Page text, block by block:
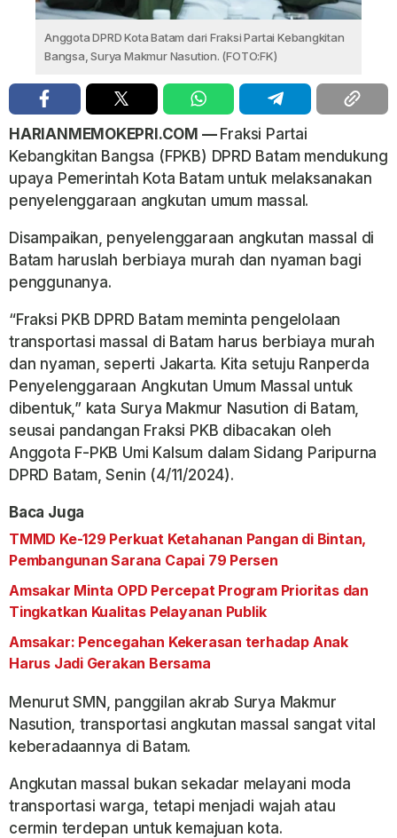
Anggota DPRD Kota Batam dari Fraksi Partai Kebangkitan
Bangsa, Surya Makmur Nasution. (FOTO:FK)
HARIANMEMOKEPRI.COM — Fraksi Partai
Kebangkitan Bangsa (FPKB) DPRD Batam mendukung
upaya Pemerintah Kota Batam untuk melaksanakan
penyelenggaraan angkutan umum massal.
Disampaikan, penyelenggaraan angkutan massal di
Batam haruslah berbiaya murah dan nyaman bagi
penggunanya.
“Fraksi PKB DPRD Batam meminta pengelolaan
transportasi massal di Batam harus berbiaya murah
dan nyaman, seperti Jakarta. Kita setuju Ranperda
Penyelenggaraan Angkutan Umum Massal untuk
dibentuk,” kata Surya Makmur Nasution di Batam,
seusai pandangan Fraksi PKB dibacakan oleh
Anggota F-PKB Umi Kalsum dalam Sidang Paripurna
DPRD Batam, Senin (4/11/2024).
Baca Juga
TMMD Ke-129 Perkuat Ketahanan Pangan di Bintan,
Pembangunan Sarana Capai 79 Persen
Amsakar Minta OPD Percepat Program Prioritas dan
Tingkatkan Kualitas Pelayanan Publik
Amsakar: Pencegahan Kekerasan terhadap Anak
Harus Jadi Gerakan Bersama
Menurut SMN, panggilan akrab Surya Makmur
Nasution, transportasi angkutan massal sangat vital
keberadaannya di Batam.
Angkutan massal bukan sekadar melayani moda
transportasi warga, tetapi menjadi wajah atau
cermin terdepan untuk kemajuan kota.